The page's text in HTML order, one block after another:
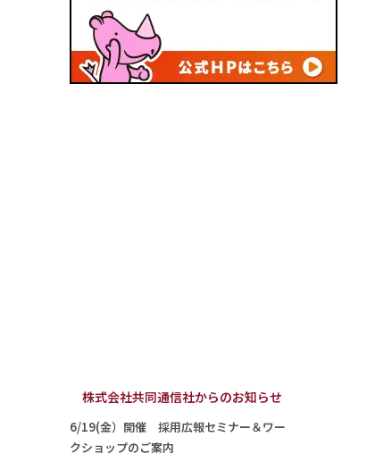
株式会社共同通信社からのお知らせ
6/19(金）開催 採用広報セミナー＆ワー
クショップのご案内